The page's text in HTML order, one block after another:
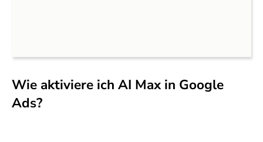
Wie aktiviere ich AI Max in Google
Ads?